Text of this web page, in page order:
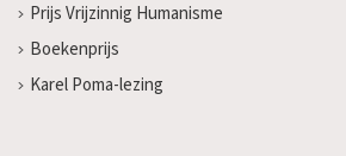
Prijs Vrijzinnig Humanisme
Boekenprijs
Karel Poma-lezing